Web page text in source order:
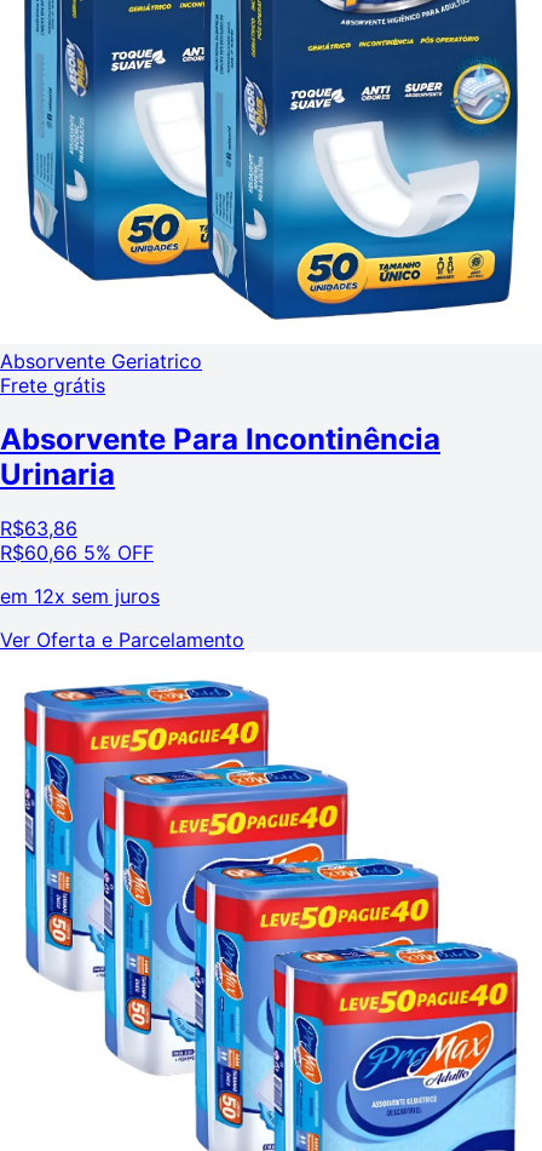
Absorvente Geriatrico
Frete grátis
Absorvente Para Incontinência
Urinaria
R$63,86
R$60,66 5% OFF
em 12x sem juros
Ver Oferta e Parcelamento